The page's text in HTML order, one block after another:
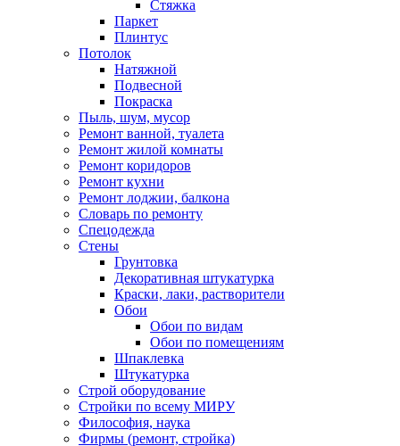
Стяжка
Паркет
Плинтус
Потолок
Натяжной
Подвесной
Покраска
Пыль, шум, мусор
Ремонт ванной, туалета
Ремонт жилой комнаты
Ремонт коридоров
Ремонт кухни
Ремонт лоджии, балкона
Словарь по ремонту
Спецодежда
Стены
Грунтовка
Декоративная штукатурка
Краски, лаки, растворители
Обои
Обои по видам
Обои по помещениям
Шпаклевка
Штукатурка
Строй оборудование
Стройки по всему МИРУ
Философия, наука
Фирмы (ремонт, стройка)